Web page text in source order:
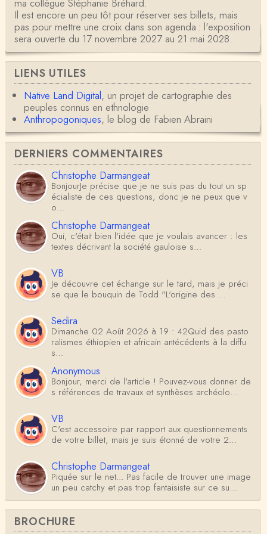
Il est encore un peu tôt pour réserver ses billets, mais
pas pour mettre une croix dans son agenda : l'exposition
sera ouverte du 17 novembre 2027 au 21 mai 2028.
LIENS UTILES
Native Land Digital, un projet de cartographie des
peuples connus en ethnologie
Anthropogoniques, le blog de Fabien Abraini
DERNIERS COMMENTAIRES
Christophe Darmangeat
BonjourJe précise que je ne suis pas du tout un sp
écialiste de ces questions, donc je ne peux que v
o…
Christophe Darmangeat
Oui, c'était bien l'idée que je voulais avancer : les
textes décrivant la société gauloise s…
VB
Je découvre cet échange sur le tard, mais je préci
se que le bouquin de Todd "L'origine des …
Sedira
Dimanche 02 Août 2026 à 19 : 42Quid des pasto
ralismes éthiopien et africain antécédents à la diffu
s…
Anonymous
Bonjour, merci de l'article ! Pouvez-vous donner de
s références de travaux et synthèses archéolo…
VB
C'est accessoire par rapport aux questionnements
de votre billet, mais je suis étonné de votre 2…
Christophe Darmangeat
Piquée sur le net... Pas facile de trouver une image
un peu catchy et pas trop fantaisiste sur ce su…
Antoine
Je ne sais pas d'où sort l'illustration (générée par IA
BROCHURE